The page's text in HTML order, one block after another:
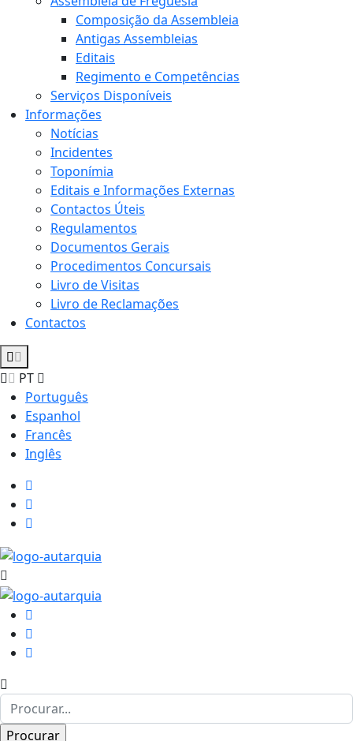
Composição da Assembleia
Antigas Assembleias
Editais
Regimento e Competências
Serviços Disponíveis
Informações
Notícias
Incidentes
Toponímia
Editais e Informações Externas
Contactos Úteis
Regulamentos
Documentos Gerais
Procedimentos Concursais
Livro de Visitas
Livro de Reclamações
Contactos
PT
Português
Espanhol
Francês
Inglês